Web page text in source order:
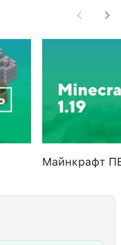
Майнкрафт